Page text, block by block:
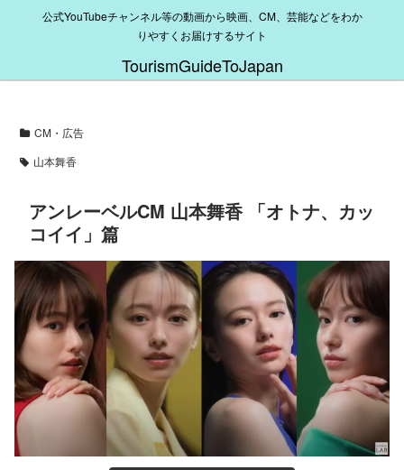
公式YouTubeチャンネル等の動画から映画、CM、芸能などをわか
りやすくお届けするサイト
TourismGuideToJapan
CM・広告
山本舞香
アンレーベルCM 山本舞香 「オトナ、カッ
コイイ」篇